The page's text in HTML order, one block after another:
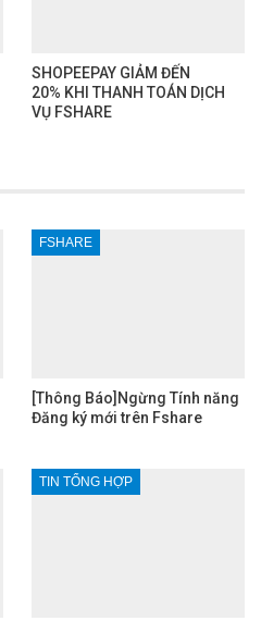
SHOPEEPAY GIẢM ĐẾN
20% KHI THANH TOÁN DỊCH
VỤ FSHARE
FSHARE
[Thông Báo]Ngừng Tính năng
Đăng ký mới trên Fshare
TIN TỔNG HỢP